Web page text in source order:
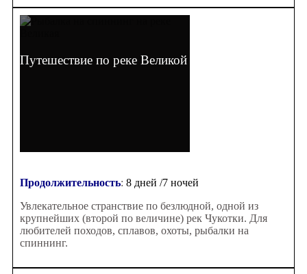
Путешествие по реке Великой
Продолжительность: 8 дней /7 ночей
Увлекательное странствие по безлюдной, одной из
крупнейших (второй по величине) рек Чукотки. Для
любителей походов, сплавов, охоты, рыбалки на
спиннинг.